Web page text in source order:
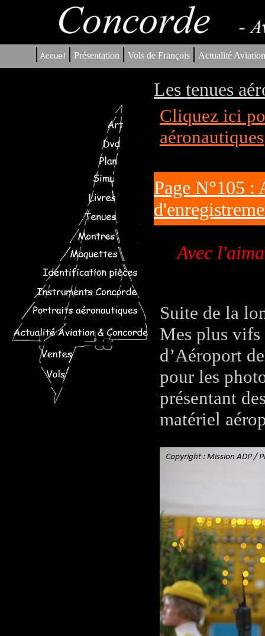
| Accueil | Présentation | Vols de François | Actualité
Les tenues
Cliquez ici
aéronautiques
Page N°105 :
Avec
Suite de la
Mes plus vifs
d’Aéroport
pour les
présentant
matériel